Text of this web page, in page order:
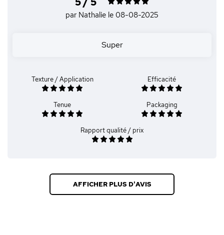
par Nathalie le 08-08-2025
Super
Texture / Application Efficacité
Tenue Packaging
Rapport qualité / prix
AFFICHER PLUS D'AVIS